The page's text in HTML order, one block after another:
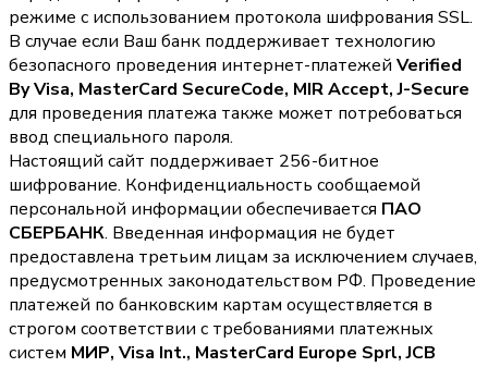
режиме с использованием протокола шифрования SSL.
В случае если Ваш банк поддерживает технологию
безопасного проведения интернет-платежей Verified
By Visa, MasterCard SecureCode, MIR Accept, J-Secure
для проведения платежа также может потребоваться
ввод специального пароля.
Настоящий сайт поддерживает 256-битное
шифрование. Конфиденциальность сообщаемой
персональной информации обеспечивается ПАО
СБЕРБАНК. Введенная информация не будет
предоставлена третьим лицам за исключением случаев,
предусмотренных законодательством РФ. Проведение
платежей по банковским картам осуществляется в
строгом соответствии с требованиями платежных
систем МИР, Visa Int., MasterCard Europe Sprl, JCB